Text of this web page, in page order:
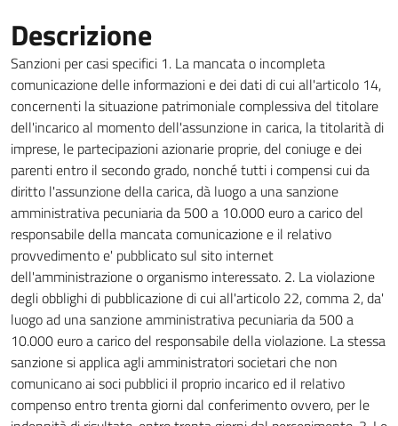
Descrizione
Sanzioni per casi specifici 1. La mancata o incompleta
comunicazione delle informazioni e dei dati di cui all'articolo 14,
concernenti la situazione patrimoniale complessiva del titolare
dell'incarico al momento dell'assunzione in carica, la titolarità di
imprese, le partecipazioni azionarie proprie, del coniuge e dei
parenti entro il secondo grado, nonché tutti i compensi cui da
diritto l'assunzione della carica, dà luogo a una sanzione
amministrativa pecuniaria da 500 a 10.000 euro a carico del
responsabile della mancata comunicazione e il relativo
provvedimento e' pubblicato sul sito internet
dell'amministrazione o organismo interessato. 2. La violazione
degli obblighi di pubblicazione di cui all'articolo 22, comma 2, da'
luogo ad una sanzione amministrativa pecuniaria da 500 a
10.000 euro a carico del responsabile della violazione. La stessa
sanzione si applica agli amministratori societari che non
comunicano ai soci pubblici il proprio incarico ed il relativo
compenso entro trenta giorni dal conferimento ovvero, per le